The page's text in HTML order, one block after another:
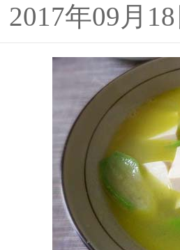
年09月